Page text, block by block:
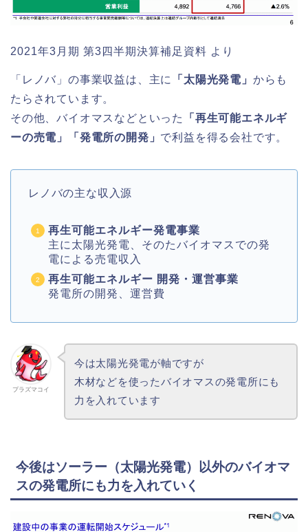
2021年3月期 第3四半期決算補足資料 より
「レノバ」の事業収益は、主に 「太陽光発電」 からも
たらされています。
その他、バイオマスなどといった
「再生可能エネルギ
ーの売電」「発電所の開発」 で利益を得る会社です。
レノバの主な収入源
再生可能エネルギー発電事業
主に太陽光発電、そのたバイオマスでの発
電による売電収入
再生可能エネルギー 開発・運営事業
発電所の開発、運営費
プラズマコイ
今は太陽光発電が軸ですが
木材などを使ったバイオマスの発電所にも
力を入れています
今後はソーラー（太陽光発電）以外のバイオマ
スの発電所にも力を入れていく